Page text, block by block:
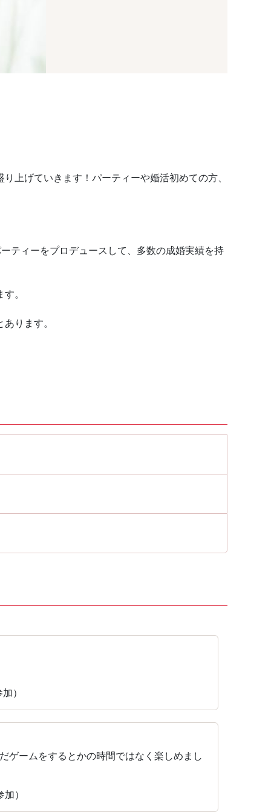
上げていきます！パーティーや婚活初めての方、
ティーをプロデュースして、多数の成婚実績を持
。
ります。
）
ゲームをするとかの時間ではなく楽しめまし
）